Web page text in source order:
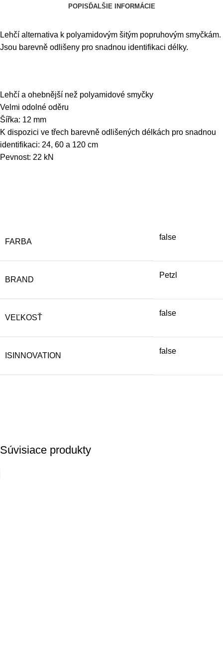
POPIS ĎALŠIE INFORMÁCIE
Lehčí alternativa k polyamidovým šitým popruhovým smyčkám.
Jsou barevně odlišeny pro snadnou identifikaci délky.
Lehčí a ohebnější než polyamidové smyčky
Velmi odolné oděru
Šířka: 12 mm
K dispozici ve třech barevně odlišených délkách pro snadnou
identifikaci: 24, 60 a 120 cm
Pevnost: 22 kN
FARBA
false
BRAND
Petzl
VEĽKOSŤ
false
ISINNOVATION
false
Súvisiace produkty